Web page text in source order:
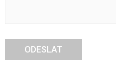
ODESLAT